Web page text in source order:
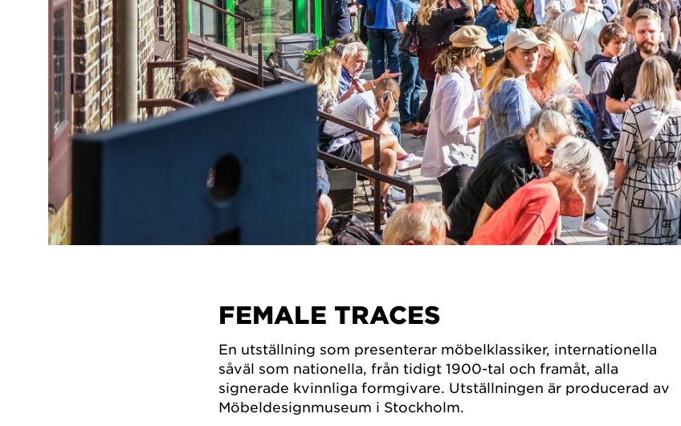
FEMALE TRACES
En utställning som presenterar möbelklassiker, internationella
såväl som nationella, från tidigt 1900-tal och framåt, alla
signerade kvinnliga formgivare. Utställningen är producerad av
Möbeldesignmuseum i Stockholm.